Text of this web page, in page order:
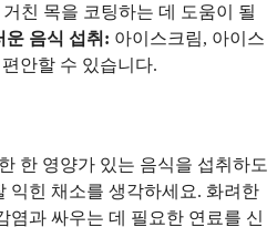
친 목을 코팅하는 데 도움이 될
운 음식 섭취: 아이스크림, 아이스
안할 수 있습니다.
한 영양가 있는 음식을 섭취하도
익힌 채소를 생각하세요. 화려한
염과 싸우는 데 필요한 연료를 신